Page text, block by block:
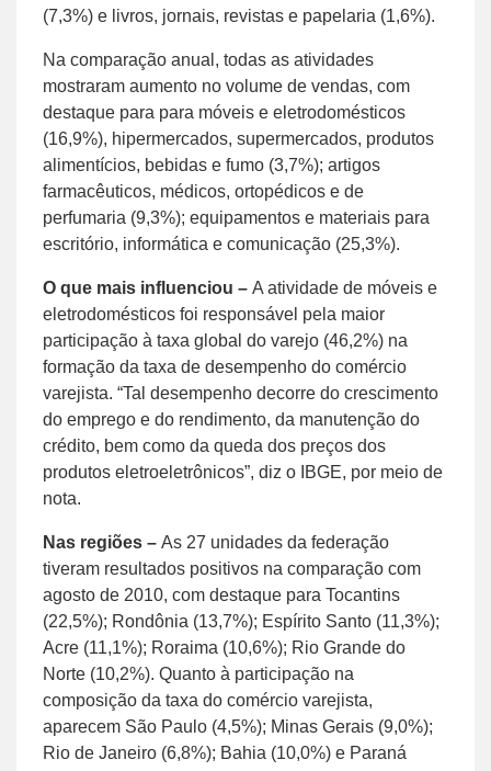
(7,3%) e livros, jornais, revistas e papelaria (1,6%).
Na comparação anual, todas as atividades
mostraram aumento no volume de vendas, com
destaque para para móveis e eletrodomésticos
(16,9%), hipermercados, supermercados, produtos
alimentícios, bebidas e fumo (3,7%); artigos
farmacêuticos, médicos, ortopédicos e de
perfumaria (9,3%); equipamentos e materiais para
escritório, informática e comunicação (25,3%).
O que mais influenciou – A atividade de móveis e
eletrodomésticos foi responsável pela maior
participação à taxa global do varejo (46,2%) na
formação da taxa de desempenho do comércio
varejista. “Tal desempenho decorre do crescimento
do emprego e do rendimento, da manutenção do
crédito, bem como da queda dos preços dos
produtos eletroeletrônicos”, diz o IBGE, por meio de
nota.
Nas regiões – As 27 unidades da federação
tiveram resultados positivos na comparação com
agosto de 2010, com destaque para Tocantins
(22,5%); Rondônia (13,7%); Espírito Santo (11,3%);
Acre (11,1%); Roraima (10,6%); Rio Grande do
Norte (10,2%). Quanto à participação na
composição da taxa do comércio varejista,
aparecem São Paulo (4,5%); Minas Gerais (9,0%);
Rio de Janeiro (6,8%); Bahia (10,0%) e Paraná